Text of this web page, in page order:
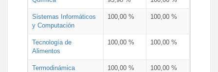
Sistemas Informáticos
y Computación
100,00 % 100,00 %
Tecnología de
Alimentos
100,00 % 100,00 %
Termodinámica
100,00 % 100,00 %